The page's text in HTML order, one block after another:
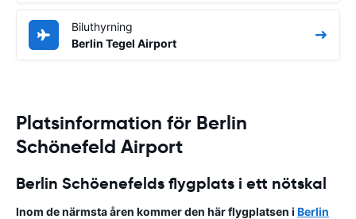
Biluthyrning
Berlin Tegel Airport
Platsinformation för Berlin
Schönefeld Airport
Berlin Schöenefelds flygplats i ett nötskal
Inom de närmsta åren kommer den här flygplatsen i Berlin